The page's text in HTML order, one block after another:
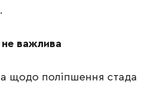
не важлива
щодо поліпшення стада